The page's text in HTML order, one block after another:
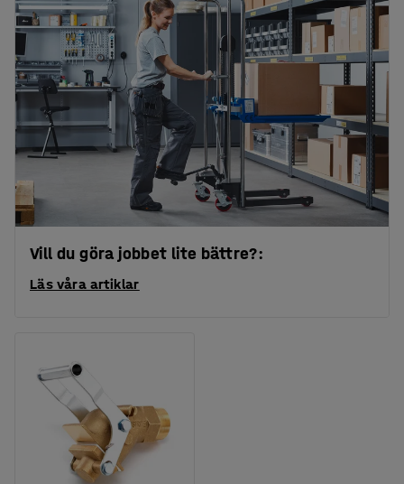
Vill du göra jobbet lite bättre?:
Läs våra artiklar